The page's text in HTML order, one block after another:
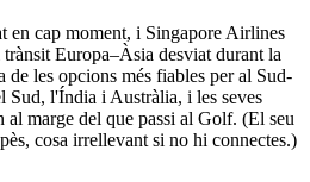
en cap moment, i Singapore Airlines
Europa–Àsia desviat durant la
de les opcions més fiables per al Sud-
Sud, l'Índia i Austràlia, i les seves
al marge del que passi al Golf. (El seu
cosa irrellevant si no hi connectes.)